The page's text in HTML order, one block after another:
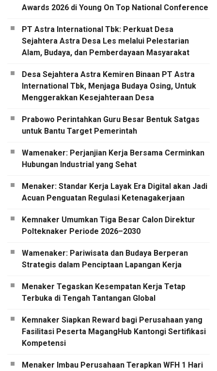
Awards 2026 di Young On Top National Conference
PT Astra International Tbk: Perkuat Desa
Sejahtera Astra Desa Les melalui Pelestarian
Alam, Budaya, dan Pemberdayaan Masyarakat
Desa Sejahtera Astra Kemiren Binaan PT Astra
International Tbk, Menjaga Budaya Osing, Untuk
Menggerakkan Kesejahteraan Desa
Prabowo Perintahkan Guru Besar Bentuk Satgas
untuk Bantu Target Pemerintah
Wamenaker: Perjanjian Kerja Bersama Cerminkan
Hubungan Industrial yang Sehat
Menaker: Standar Kerja Layak Era Digital akan Jadi
Acuan Penguatan Regulasi Ketenagakerjaan
Kemnaker Umumkan Tiga Besar Calon Direktur
Polteknaker Periode 2026–2030
Wamenaker: Pariwisata dan Budaya Berperan
Strategis dalam Penciptaan Lapangan Kerja
Menaker Tegaskan Kesempatan Kerja Tetap
Terbuka di Tengah Tantangan Global
Kemnaker Siapkan Reward bagi Perusahaan yang
Fasilitasi Peserta MagangHub Kantongi Sertifikasi
Kompetensi
Menaker Imbau Perusahaan Terapkan WFH 1 Hari